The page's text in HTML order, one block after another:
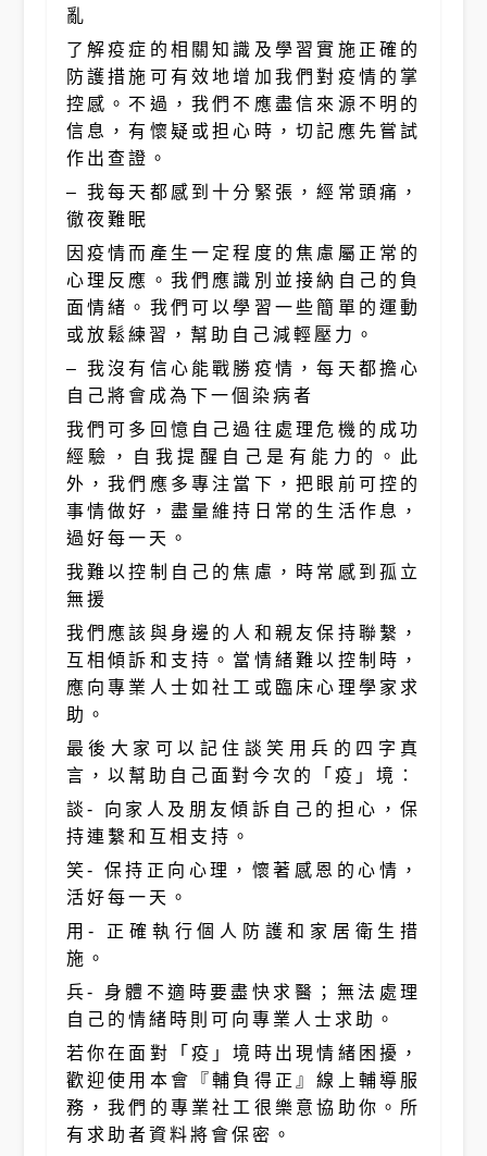
亂
了解疫症的相關知識及學習實施正確的
防護措施可有效地增加我們對疫情的掌
控感。不過，我們不應盡信來源不明的
信息，有懷疑或担心時，切記應先嘗試
作出查證。
– 我每天都感到十分緊張，經常頭痛，
徹夜難眠
因疫情而產生一定程度的焦慮屬正常的
心理反應。我們應識別並接納自己的負
面情緒。我們可以學習一些簡單的運動
或放鬆練習，幫助自己減輕壓力。
– 我沒有信心能戰勝疫情，每天都擔心
自己將會成為下一個染病者
我們可多回憶自己過往處理危機的成功
經驗，自我提醒自己是有能力的。此
外，我們應多專注當下，把眼前可控的
事情做好，盡量維持日常的生活作息，
過好每一天。
我難以控制自己的焦慮，時常感到孤立
無援
我們應該與身邊的人和親友保持聯繫，
互相傾訴和支持。當情緒難以控制時，
應向專業人士如社工或臨床心理學家求
助。
最後大家可以記住談笑用兵的四字真
言，以幫助自己面對今次的「疫」境：
談- 向家人及朋友傾訴自己的担心，保
持連繫和互相支持。
笑- 保持正向心理，懷著感恩的心情，
活好每一天。
用- 正確執行個人防護和家居衛生措
施。
兵- 身體不適時要盡快求醫；無法處理
自己的情緒時則可向專業人士求助。
若你在面對「疫」境時出現情緒困擾，
歡迎使用本會『輔負得正』線上輔導服
務，我們的專業社工很樂意協助你。所
有求助者資料將會保密。